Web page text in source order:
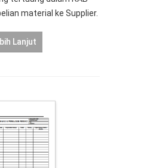
material ke Supplier.
Lanjut